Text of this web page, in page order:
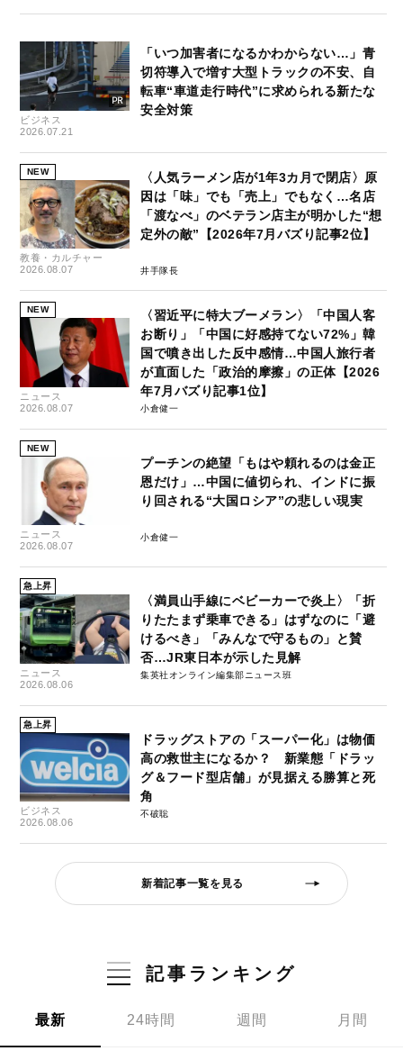
ビジネス
2026.07.21
「いつ加害者になるかわからない…」青
切符導入で増す大型トラックの不安、自
転車“車道走行時代”に求められる新たな
安全対策
NEW
教養・カルチャー
2026.08.07
〈人気ラーメン店が1年3カ月で閉店〉原
因は「味」でも「売上」でもなく…名店
「渡なべ」のベテラン店主が明かした“想
定外の敵”【2026年7月バズり記事2位】
井手隊長
NEW
ニュース
2026.08.07
〈習近平に特大ブーメラン〉「中国人客
お断り」「中国に好感持てない72%」韓
国で噴き出した反中感情…中国人旅行者
が直面した「政治的摩擦」の正体【2026
年7月バズり記事1位】
小倉健一
NEW
ニュース
2026.08.07
プーチンの絶望「もはや頼れるのは金正
恩だけ」…中国に値切られ、インドに振
り回される“大国ロシア”の悲しい現実
小倉健一
急上昇
ニュース
2026.08.06
〈満員山手線にベビーカーで炎上〉「折
りたたまず乗車できる」はずなのに「避
けるべき」「みんなで守るもの」と賛
否…JR東日本が示した見解
集英社オンライン編集部ニュース班
急上昇
ビジネス
2026.08.06
ドラッグストアの「スーパー化」は物価
高の救世主になるか？ 新業態「ドラッ
グ＆フード型店舗」が見据える勝算と死
角
不破聡
新着記事一覧を見る
記事ランキング
最新 24時間 週間 月間